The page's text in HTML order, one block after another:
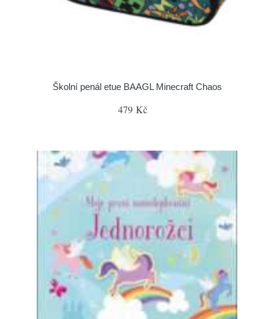
Školní penál etue BAAGL Minecraft Chaos
479 Kč